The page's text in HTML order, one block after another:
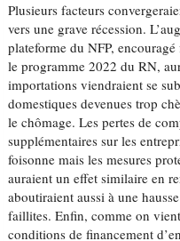
Plusieurs facteurs
vers une grave récession.
plateforme du NFP,
le programme 2022 du RN,
importations viendraient se
domestiques devenues trop
le chômage. Les pertes de
supplémentaires sur les
foisonne mais les mesures
auraient un effet similaire en
aboutiraient aussi à une
faillites. Enfin, comme on
conditions de financement